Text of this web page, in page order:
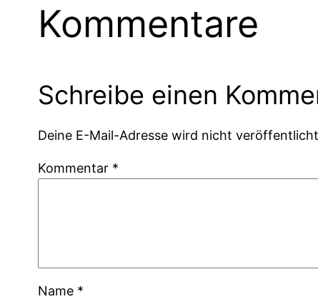
Kommentare
Schreibe einen
Deine E-Mail-Adresse wird nicht
Kommentar *
Name *